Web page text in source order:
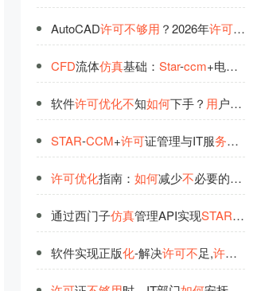
AutoCAD许可不够用 ？2026年许可优
CFD流体仿真基础： Star-ccm+电池包热管理教学
软件许可优化不知如何下手？ 用户推荐格发，错
STAR-CCM+许可证管理与IT服务管理
许可优化指南： 如何减少不必要的许
通过西门子仿真管理API实现STAR-
软件实现正版化-解决许可不足,许可